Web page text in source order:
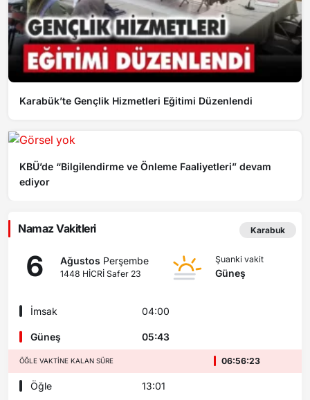
Karabük’te Gençlik Hizmetleri Eğitimi Düzenlendi
KBÜ’de “Bilgilendirme ve Önleme Faaliyetleri” devam
ediyor
Namaz Vakitleri Karabuk
6 Ağustos Perşembe
1448 HİCRİ Safer 23
Şuanki vakit
Güneş
İmsak 04:00
Güneş 05:43
ÖĞLE VAKTINE KALAN SÜRE 06:56:22
Öğle 13:01